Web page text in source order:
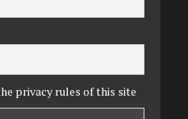
privacy rules of this site